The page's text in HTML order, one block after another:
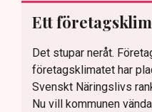
Ett
Det stupar neråt.
företagsklimatet har
Svenskt Näringslivs
Nu vill kommunen